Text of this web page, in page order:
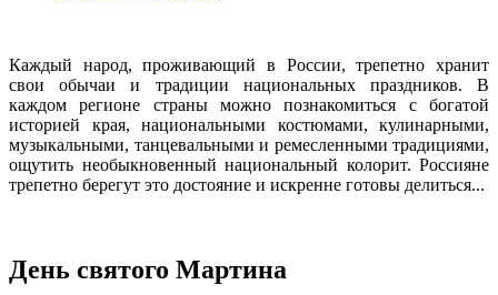
Каждый народ, проживающий в России, трепетно хранит
свои обычаи и традиции национальных праздников. В
каждом регионе страны можно познакомиться с богатой
историей края, национальными костюмами, кулинарными,
музыкальными, танцевальными и ремесленными традициями,
ощутить необыкновенный национальный колорит. Россияне
трепетно берегут это достояние и искренне готовы делиться...
День святого Мартина